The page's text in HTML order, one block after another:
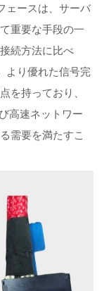
ェースは、サーバ
重要な手段の一
続方法に比べ
より優れた信号完
を持っており、
高速ネットワー
需要を満たすこ